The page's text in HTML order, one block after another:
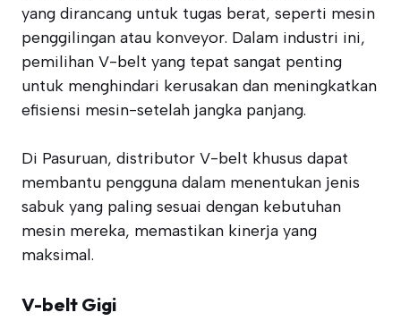
yang dirancang untuk tugas berat, seperti mesin
penggilingan atau konveyor. Dalam industri ini,
pemilihan V-belt yang tepat sangat penting
untuk menghindari kerusakan dan meningkatkan
efisiensi mesin-setelah jangka panjang.
Di Pasuruan, distributor V-belt khusus dapat
membantu pengguna dalam menentukan jenis
sabuk yang paling sesuai dengan kebutuhan
mesin mereka, memastikan kinerja yang
maksimal.
V-belt Gigi